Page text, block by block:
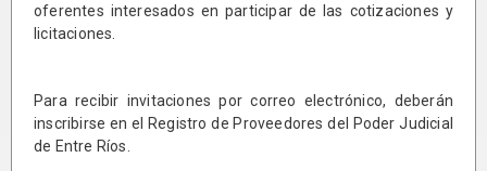
oferentes interesados en participar de las cotizaciones y
licitaciones.
Para recibir invitaciones por correo electrónico, deberán
inscribirse en el Registro de Proveedores del Poder Judicial
de Entre Ríos.